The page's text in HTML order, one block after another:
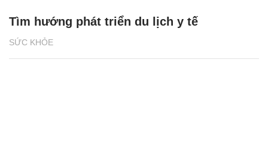
SỨC KHỎE
Tìm hướng phát triển du lịch y tế